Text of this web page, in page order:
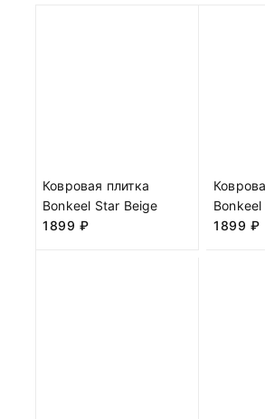
Ковровая плитка
Bonkeel Star Beige
1899 ₽
1899 ₽